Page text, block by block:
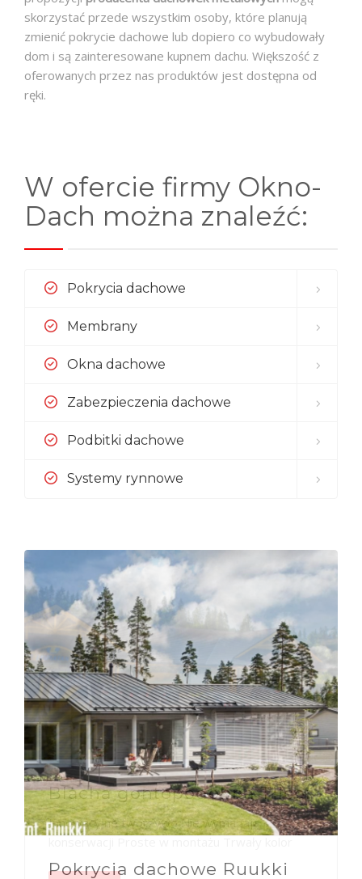
skorzystać przede wszystkim osoby, które planują
zmienić pokrycie dachowe lub dopiero co wybudowały
dom i są zainteresowane kupnem dachu. Większość z
oferowanych przez nas produktów jest dostępna od
ręki.
W ofercie firmy Okno-
Dach można znaleźć:
Pokrycia dachowe
Membrany
Okna dachowe
Zabezpieczenia dachowe
Podbitki dachowe
Systemy rynnowe
Pokrycia dachowe Ruukki